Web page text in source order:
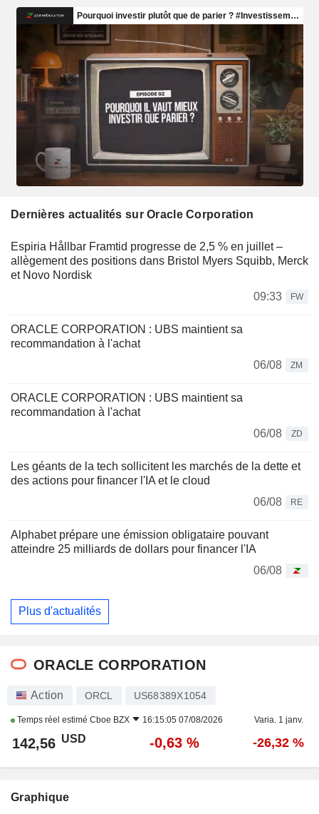
Dernières actualités sur Oracle Corporation
Espiria Hållbar Framtid progresse de 2,5 % en juillet –
allègement des positions dans Bristol Myers Squibb, Merck
et Novo Nordisk
09:33
FW
ORACLE CORPORATION : UBS maintient sa
recommandation à l'achat
06/08
ZM
ORACLE CORPORATION : UBS maintient sa
recommandation à l'achat
06/08
ZD
Les géants de la tech sollicitent les marchés de la dette et
des actions pour financer l'IA et le cloud
06/08
RE
Alphabet prépare une émission obligataire pouvant
atteindre 25 milliards de dollars pour financer l'IA
06/08
Plus d'actualités
ORACLE CORPORATION
Action ORCL US68389X1054
Temps réel estimé Cboe BZX 16:15:05 07/08/2026 Varia. 1 janv.
142,56 USD -0,63 % -26,32 %
Graphique